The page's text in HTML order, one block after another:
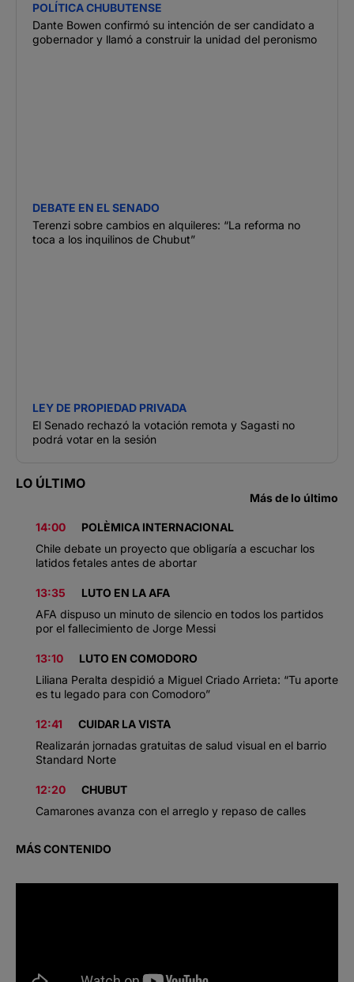
POLÍTICA CHUBUTENSE
Dante Bowen confirmó su intención de ser candidato a
gobernador y llamó a construir la unidad del peronismo
DEBATE EN EL SENADO
Terenzi sobre cambios en alquileres: “La reforma no
toca a los inquilinos de Chubut”
LEY DE PROPIEDAD PRIVADA
El Senado rechazó la votación remota y Sagasti no
podrá votar en la sesión
LO ÚLTIMO
Más de lo último
14:00
POLÈMICA INTERNACIONAL
Chile debate un proyecto que obligaría a escuchar los
latidos fetales antes de abortar
13:35
LUTO EN LA AFA
AFA dispuso un minuto de silencio en todos los partidos
por el fallecimiento de Jorge Messi
13:10
LUTO EN COMODORO
Liliana Peralta despidió a Miguel Criado Arrieta: “Tu aporte
es tu legado para con Comodoro”
12:41
CUIDAR LA VISTA
Realizarán jornadas gratuitas de salud visual en el barrio
Standard Norte
12:20
CHUBUT
Camarones avanza con el arreglo y repaso de calles
MÁS CONTENIDO